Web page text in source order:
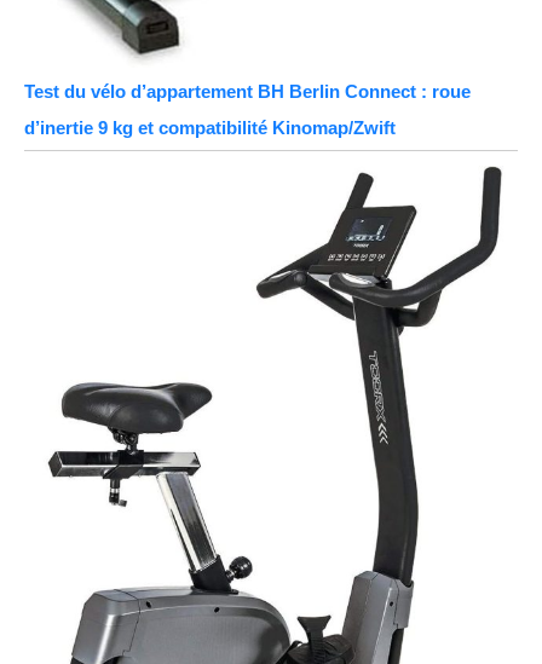
Test du vélo d’appartement BH Berlin Connect : roue
d’inertie 9 kg et compatibilité Kinomap/Zwift